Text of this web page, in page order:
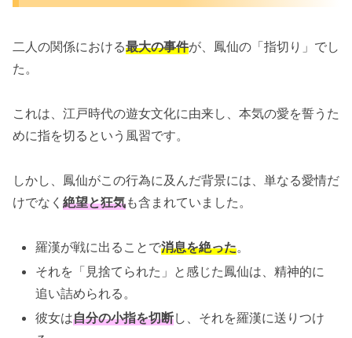
二人の関係における最大の事件が、鳳仙の「指切り」でし
た。
これは、江戸時代の遊女文化に由来し、本気の愛を誓うた
めに指を切るという風習です。
しかし、鳳仙がこの行為に及んだ背景には、単なる愛情だ
けでなく 絶望と狂気も含まれていました。
羅漢が戦に出ることで消息を絶った。
それを「見捨てられた」と感じた鳳仙は、精神的に
追い詰められる。
彼女は自分の小指を切断し、それを羅漢に送りつけ